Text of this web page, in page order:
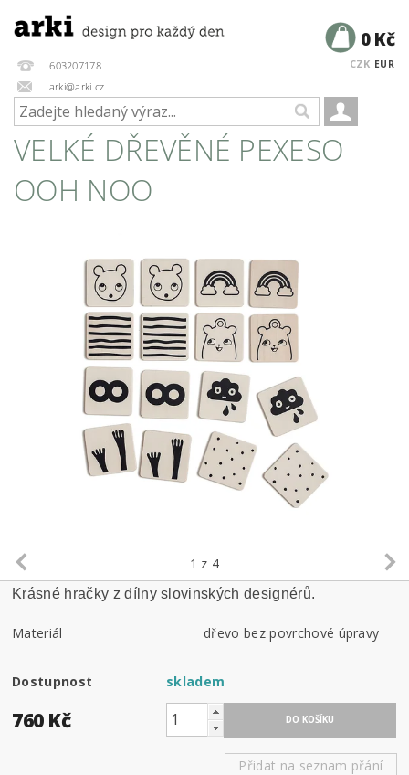
603207178
arki@arki.cz
CZK EUR
0 Kč
VELKÉ DŘEVĚNÉ PEXESO
OOH NOO
1 z 4
Krásné hračky z dílny slovinských designérů.
Materiál dřevo bez povrchové úpravy
Dostupnost skladem
760 Kč
Přidat na seznam přání